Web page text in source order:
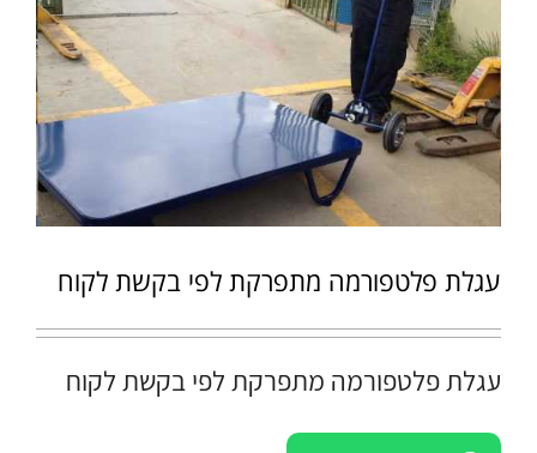
עגלת פלטפורמה מתפרקת לפי בקשת לקוח
עגלת פלטפורמה מתפרקת לפי בקשת לקוח